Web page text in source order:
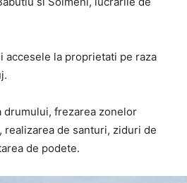
accesele la proprietati pe raza
frezarea zonelor
de santuri, ziduri de
de podete.